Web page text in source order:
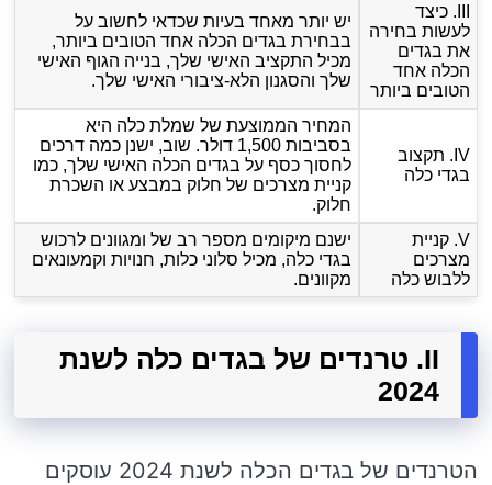
III. כיצד
לעשות בחירה
את בגדים
הכלה אחד
הטובים ביותר
יש יותר מאחד בעיות שכדאי לחשוב על
בבחירת בגדים הכלה אחד הטובים ביותר,
מכיל התקציב האישי שלך, בנייה הגוף האישי
שלך והסגנון הלא-ציבורי האישי שלך.
IV. תקצוב
בגדי כלה
המחיר הממוצעת של שמלת כלה היא
בסביבות 1,500 דולר. שוב, ישנן כמה דרכים
לחסוך כסף על בגדים הכלה האישי שלך, כמו
קניית מצרכים של חלוק במבצע או השכרת
חלוק.
V. קניית
מצרכים
ללבוש כלה
ישנם מיקומים מספר רב של ומגוונים לרכוש
בגדי כלה, מכיל סלוני כלות, חנויות וקמעונאים
מקוונים.
II. טרנדים של בגדים כלה לשנת
2024
הטרנדים של בגדים הכלה לשנת 2024 עוסקים